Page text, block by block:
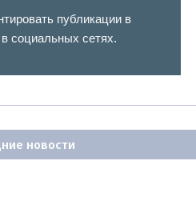
публикации в
социальных сетях.
новости